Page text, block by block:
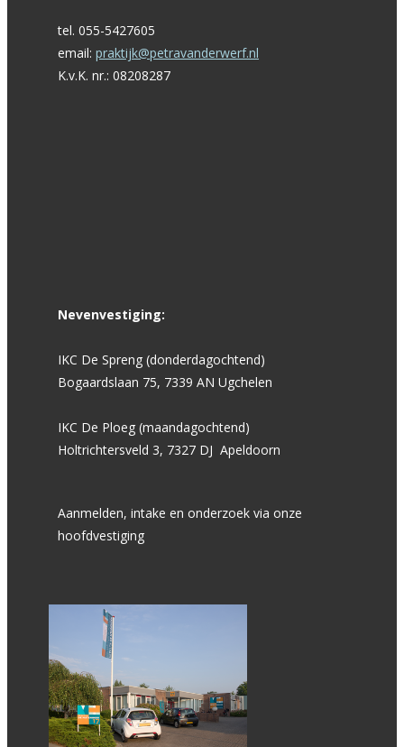
tel. 055-5427605
email: praktijk@petravanderwerf.nl
K.v.K. nr.: 08208287
Nevenvestiging:
IKC De Spreng (donderdagochtend)
Bogaardslaan 75, 7339 AN Ugchelen
IKC De Ploeg (maandagochtend)
Holtrichtersveld 3, 7327 DJ Apeldoorn
Aanmelden, intake en onderzoek via onze
hoofdvestiging